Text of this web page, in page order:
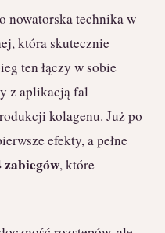
nowatorska technika w
która skutecznie
ten łączy w sobie
z aplikacją fal
kolagenu. Już po
efekty, a pełne
zabiegów, które